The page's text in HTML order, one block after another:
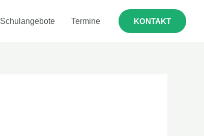
Schulangebote Termine KONTAKT